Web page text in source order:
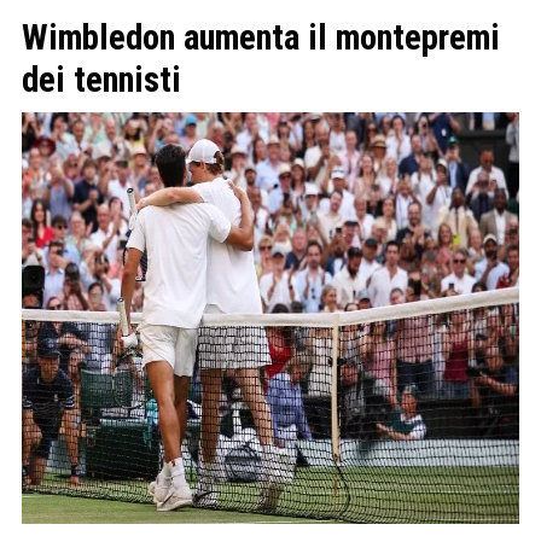
Wimbledon aumenta il montepremi
dei tennisti